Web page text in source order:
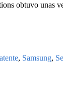
obtuvo unas
, Samsung,